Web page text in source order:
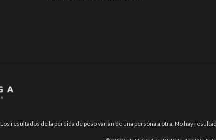
Los resultados de la pérdida de peso varían de una persona a otra. No hay